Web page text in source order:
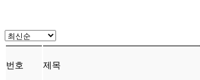
번호 제목